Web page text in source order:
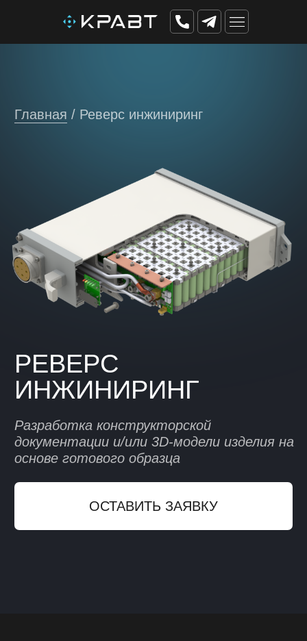
РЕВЕРС
ИНЖИНИРИНГ
ОСТАВИТЬ ЗАЯВКУ
Разработка конструкторской
документации и/или 3D-модели изделия на
ПОМОЧЬ